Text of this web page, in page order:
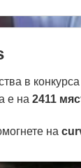
в конкурса
е на 2411
на